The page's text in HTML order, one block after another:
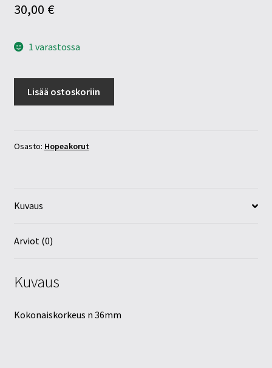
30,00 €
1 varastossa
hopeaa
Lisää ostoskoriin
Osasto: Hopeakorut
Kuvaus
Arviot (0)
Kuvaus
Kokonaiskorkeus n 36mm